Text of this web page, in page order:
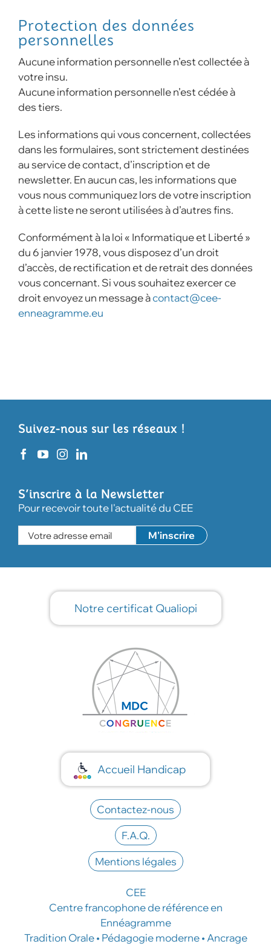
Protection des données
personnelles
Aucune information personnelle n’est collectée à
votre insu.
Aucune information personnelle n’est cédée à
des tiers.
Les informations qui vous concernent, collectées
dans les formulaires, sont strictement destinées
au service de contact, d’inscription et de
newsletter. En aucun cas, les informations que
vous nous communiquez lors de votre inscription
à cette liste ne seront utilisées à d’autres fins.
Conformément à la loi « Informatique et Liberté »
du 6 janvier 1978, vous disposez d’un droit
d’accès, de rectification et de retrait des données
vous concernant. Si vous souhaitez exercer ce
droit envoyez un message àcontact@cee-
enneagramme.eu
Suivez-nous sur les réseaux !
S’inscrire à la Newsletter
Pour recevoir toute l'actualité du CEE
Notre certificat Qualiopi
Accueil Handicap
Contactez-nous
F.A.Q.
Mentions légales
CEE
Centre francophone de référence en
Ennéagramme
Tradition Orale • Pédagogie moderne • Ancrage